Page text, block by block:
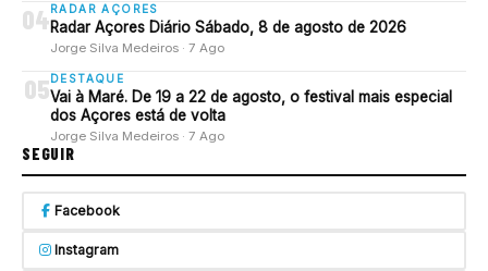
04RADAR AÇORES
Radar Açores Diário Sábado, 8 de agosto de 2026
Jorge Silva Medeiros · 7 Ago
05 DESTAQUE
Vai à Maré. De 19 a 22 de agosto, o festival mais especial
dos Açores está de volta
Jorge Silva Medeiros · 7 Ago
SEGUIR
Facebook
Instagram